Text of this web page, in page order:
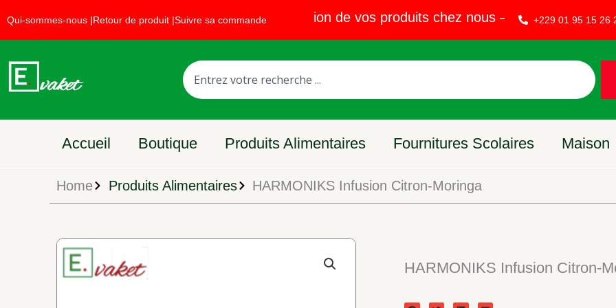
au
Qui-sommes-nous |Retour de produit |Suivre sa commande
Faites la promotion de vos produits chez nous – Vendez sur EVAKET
+229 01 95 15 26
Rechercher
Accueil Boutique Produits Alimentaires Fournitures Scolaires Maison
Home Produits Alimentaires HARMONIKS Infusion Citron-Moringa
HARMONIKS Infusion Citron-